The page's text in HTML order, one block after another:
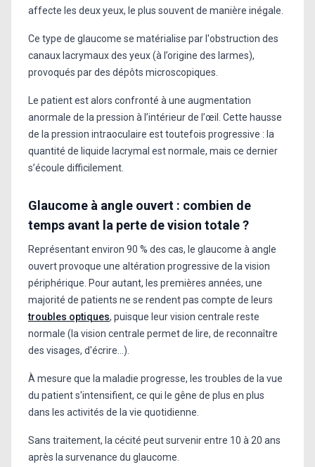
affecte les deux yeux, le plus souvent de manière inégale.
Ce type de glaucome se matérialise par l'obstruction des
canaux lacrymaux des yeux (à l’origine des larmes),
provoqués par des dépôts microscopiques.
Le patient est alors confronté à une augmentation
anormale de la pression à l’intérieur de l’œil. Cette hausse
de la pression intraoculaire est toutefois progressive : la
quantité de liquide lacrymal est normale, mais ce dernier
s’écoule difficilement.
Glaucome à angle ouvert : combien de
temps avant la perte de vision totale ?
Représentant environ 90 % des cas, le glaucome à angle
ouvert provoque une altération progressive de la vision
périphérique. Pour autant, les premières années, une
majorité de patients ne se rendent pas compte de leurs
troubles optiques, puisque leur vision centrale reste
normale (la vision centrale permet de lire, de reconnaître
des visages, d'écrire...).
À mesure que la maladie progresse, les troubles de la vue
du patient s'intensifient, ce qui le gêne de plus en plus
dans les activités de la vie quotidienne.
Sans traitement, la cécité peut survenir entre 10 à 20 ans​
après la survenance du glaucome.